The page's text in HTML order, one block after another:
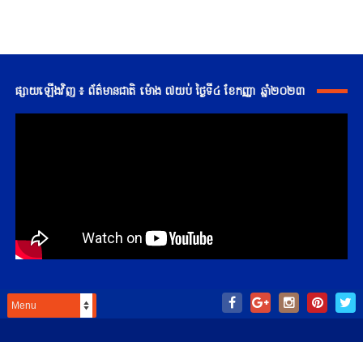
ផ្សាយឡើងវិញ ៖ ព័ត៌មានជាតិ ម៉ោង ៧យប់ ថ្ងៃទី៤ ខែកញ្ញា ឆ្នាំ២០២៣